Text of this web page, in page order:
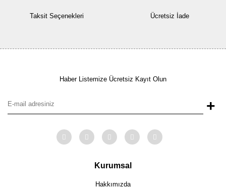
Taksit Seçenekleri Ücretsiz İade
Haber Listemize Ücretsiz Kayıt Olun
+
Kurumsal
Hakkımızda